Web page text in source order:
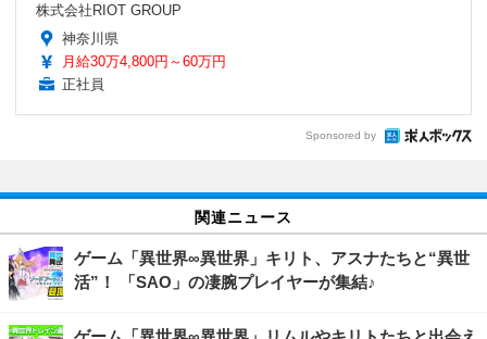
株式会社RIOT GROUP
神奈川県
月給30万4,800円～60万円
正社員
Sponsored by
関連ニュース
ゲーム「異世界∞異世界」キリト、アスナたちと“異世
活”！ 「SAO」の凄腕プレイヤーが集結♪